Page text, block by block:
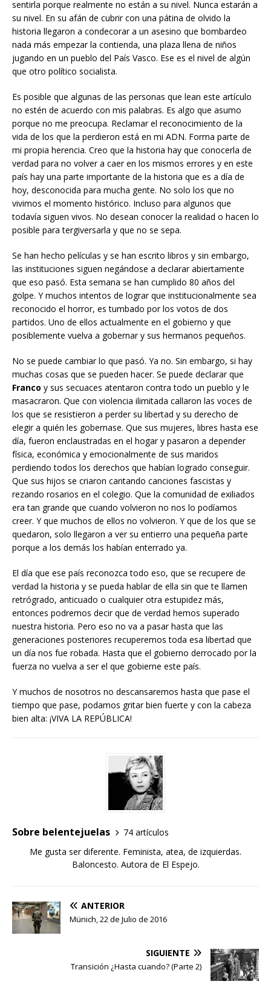
sentirla porque realmente no están a su nivel. Nunca estarán a
su nivel. En su afán de cubrir con una pátina de olvido la
historia llegaron a condecorar a un asesino que bombardeo
nada más empezar la contienda, una plaza llena de niños
jugando en un pueblo del País Vasco. Ese es el nivel de algún
que otro político socialista.
Es posible que algunas de las personas que lean este artículo
no estén de acuerdo con mis palabras. Es algo que asumo
porque no me preocupa. Reclamar el reconocimiento de la
vida de los que la perdieron está en mi ADN. Forma parte de
mi propia herencia. Creo que la historia hay que conocerla de
verdad para no volver a caer en los mismos errores y en este
país hay una parte importante de la historia que es a día de
hoy, desconocida para mucha gente. No solo los que no
vivimos el momento histórico. Incluso para algunos que
todavía siguen vivos. No desean conocer la realidad o hacen lo
posible para tergiversarla y que no se sepa.
Se han hecho películas y se han escrito libros y sin embargo,
las instituciones siguen negándose a declarar abiertamente
que eso pasó. Esta semana se han cumplido 80 años del
golpe. Y muchos intentos de lograr que institucionalmente sea
reconocido el horror, es tumbado por los votos de dos
partidos. Uno de ellos actualmente en el gobierno y que
posiblemente vuelva a gobernar y sus hermanos pequeños.
No se puede cambiar lo que pasó. Ya no. Sin embargo, si hay
muchas cosas que se pueden hacer. Se puede declarar que
Franco y sus secuaces atentaron contra todo un pueblo y le
masacraron. Que con violencia ilimitada callaron las voces de
los que se resistieron a perder su libertad y su derecho de
elegir a quién les gobernase. Que sus mujeres, libres hasta ese
día, fueron enclaustradas en el hogar y pasaron a depender
física, económica y emocionalmente de sus maridos
perdiendo todos los derechos que habían logrado conseguir.
Que sus hijos se criaron cantando canciones fascistas y
rezando rosarios en el colegio. Que la comunidad de exiliados
era tan grande que cuando volvieron no nos lo podíamos
creer. Y que muchos de ellos no volvieron. Y que de los que se
quedaron, solo llegaron a ver su entierro una pequeña parte
porque a los demás los habían enterrado ya.
El día que ese país reconozca todo eso, que se recupere de
verdad la historia y se pueda hablar de ella sin que te llamen
retrógrado, anticuado o cualquier otra estupidez más,
entonces podremos decir que de verdad hemos superado
nuestra historia. Pero eso no va a pasar hasta que las
generaciones posteriores recuperemos toda esa libertad que
un día nos fue robada. Hasta que el gobierno derrocado por la
fuerza no vuelva a ser el que gobierne este país.
Y muchos de nosotros no descansaremos hasta que pase el
tiempo que pase, podamos gritar bien fuerte y con la cabeza
bien alta: ¡VIVA LA REPÚBLICA!
Sobre belentejuelas
74 artículos
Me gusta ser diferente. Feminista, atea, de izquierdas.
Baloncesto. Autora de El Espejo.
ANTERIOR
Münich, 22 de Julio de 2016
SIGUIENTE
Transición ¿Hasta cuando? (Parte 2)